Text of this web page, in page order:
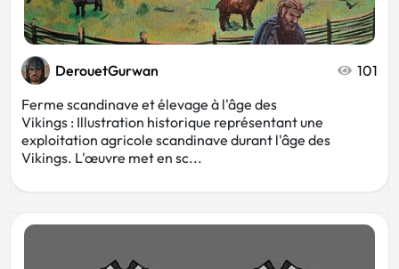
DerouetGurwan
101
Ferme scandinave et élevage à l'âge des
Vikings : Illustration historique représentant une
exploitation agricole scandinave durant l'âge des
Vikings. L'œuvre met en sc...